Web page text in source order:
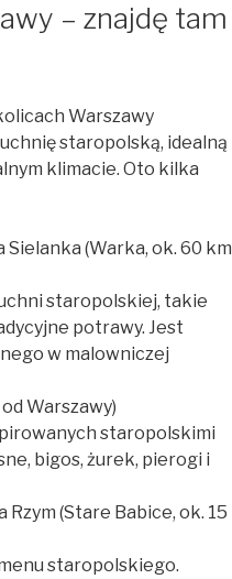
– znajdę tam
Warszawy
staropolską, idealną
klimacie. Oto kilka
Sielanka (Warka, ok. 60 km
staropolskiej, takie
potrawy. Jest
w malowniczej
Warszawy)
staropolskimi
bigos, żurek, pierogi i
(Stare Babice, ok. 15
staropolskiego.